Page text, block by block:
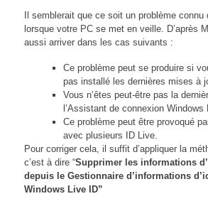
Il semblerait que ce soit un problème connu
lorsque votre PC se met en veille. D’après
aussi arriver dans les cas suivants :
Ce problème peut se produire si
pas installé les dernières mises à
Vous n’êtes peut-être pas la
l’Assistant de connexion Windows
Ce problème peut être provoqué
avec plusieurs ID Live.
Pour corriger cela, il suffit d’appliquer la
c’est à dire “Supprimer les informations
depuis le Gestionnaire d’informations
Windows Live ID”